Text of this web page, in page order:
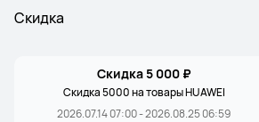
Скидка
Скидка 5 000 ₽
Скидка 5000 на товары HUAWEI
2026.07.14 07:00 - 2026.08.25 06:59